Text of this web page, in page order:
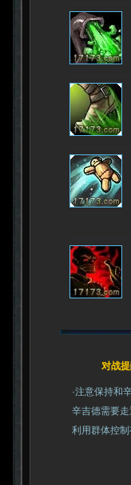
对战
·注意保持和
辛吉德需要
利用群体控制